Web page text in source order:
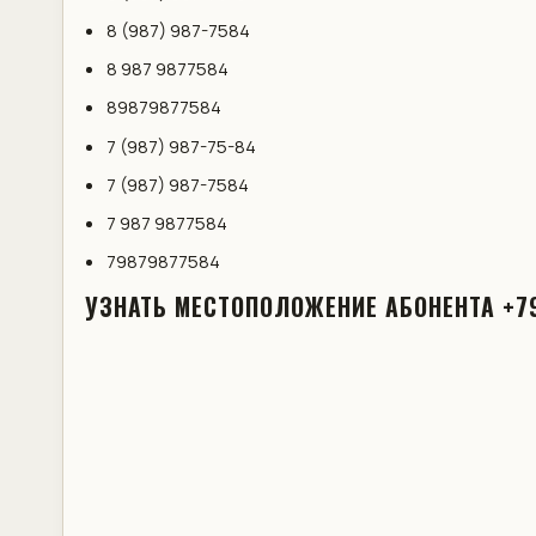
8 (987) 987-7584
8 987 9877584
89879877584
7 (987) 987-75-84
7 (987) 987-7584
7 987 9877584
79879877584
УЗНАТЬ МЕСТОПОЛОЖЕНИЕ АБОНЕНТА